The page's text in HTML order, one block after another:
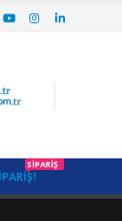
SIPARIŞ